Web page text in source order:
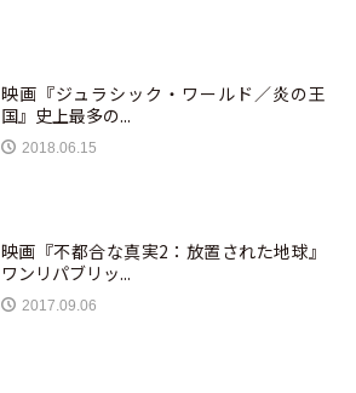
映画『ジュラシック・ワールド／炎の王
国』史上最多の...
2018.06.15
映画『不都合な真実2：放置された地球』
ワンリパブリッ...
2017.09.06